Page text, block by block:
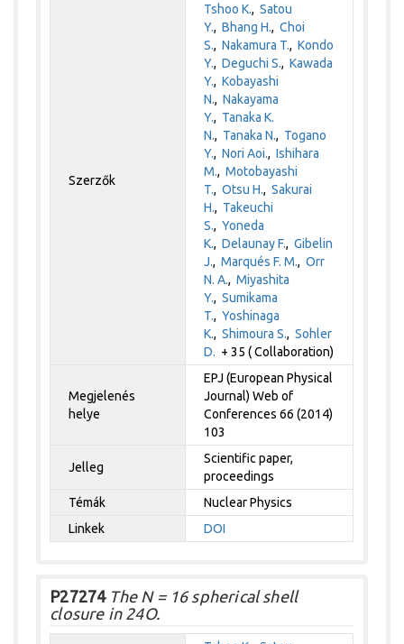
Szerzők
Tshoo K.,Satou
Y.,Bhang H.,Choi
S.,Nakamura T.,Kondo
Y.,Deguchi S.,Kawada
Y.,Kobayashi
N.,Nakayama
Y., Tanaka K.
N., Tanaka N., Togano
Y.,Nori Aoi.,Ishihara
M.,Motobayashi
T.,Otsu H.,Sakurai
H., Takeuchi
S.,Yoneda
K.,Delaunay F.,Gibelin
J.,Marqués F. M.,Orr
N. A.,Miyashita
Y.,Sumikama
T.,Yoshinaga
K.,Shimoura S.,Sohler
D. + 35 ( Collaboration)
Megjelenés
helye
EPJ (European Physical
Journal) Web of
Conferences 66 (2014)
103
Jelleg
Scientific paper,
proceedings
Témák
Nuclear Physics
Linkek
DOI
P27274The N = 16 spherical shell
closure in 24O.